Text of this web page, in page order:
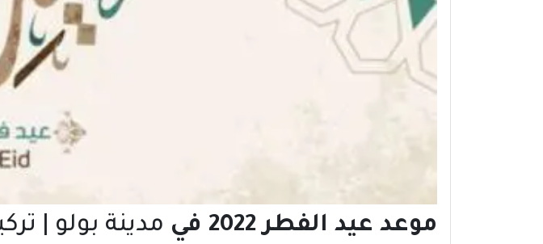
موعد عيد الفطر 2022 في مدينة بولو |